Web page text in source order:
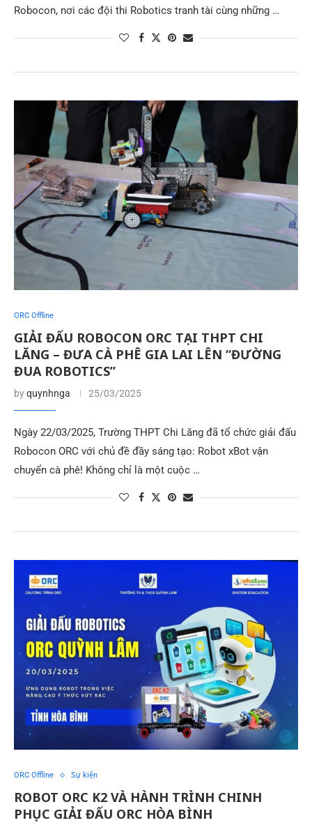
Robocon, nơi các đội thi Robotics tranh tài cùng những …
ORC Offline
GIẢI ĐẤU ROBOCON ORC TẠI THPT CHI
LĂNG – ĐƯA CÀ PHÊ GIA LAI LÊN “ĐƯỜNG
ĐUA ROBOTICS”
byquynhnga 25/03/2025
Ngày 22/03/2025, Trường THPT Chi Lăng đã tổ chức giải đấu
Robocon ORC với chủ đề đầy sáng tạo: Robot xBot vận
chuyển cà phê! Không chỉ là một cuộc …
ORC Offline Sự kiện
ROBOT ORC K2 VÀ HÀNH TRÌNH CHINH
PHỤC GIẢI ĐẤU ORC HÒA BÌNH